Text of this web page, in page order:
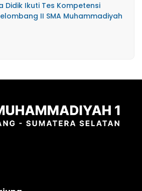
Didik Ikuti Tes Kompetensi
II SMA Muhammadiyah